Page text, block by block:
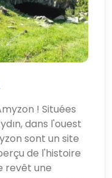
! Situées
dans l'ouest
sont un site
de l'histoire
revêt une